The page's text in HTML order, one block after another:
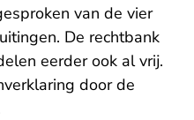
van de vier
De rechtbank
eerder ook al vrij.
door de